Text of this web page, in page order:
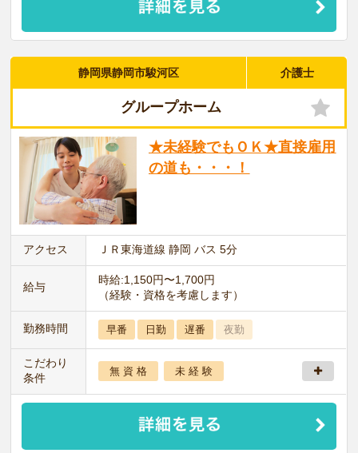
静岡県静岡市駿河区 介護士
グループホーム
★未経験でもＯＫ★直接雇用
の道も・・・！
アクセス ＪＲ東海道線 静岡 バス 5分
給与
時給:1,150円〜1,700円
（経験・資格を考慮します）
勤務時間 早番 日勤 遅番 夜勤
こだわり
条件
無 資 格 未 経 験